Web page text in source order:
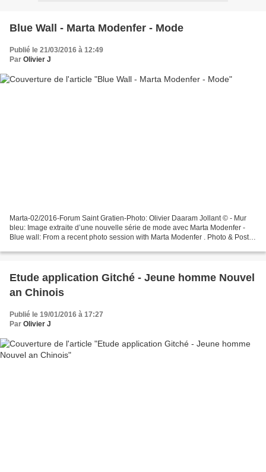
Blue Wall - Marta Modenfer - Mode
Publié le 21/03/2016 à 12:49
Par Olivier J
Marta-02/2016-Forum Saint Gratien-Photo: Olivier Daaram Jollant © - Mur
bleu: Image extraite d’une nouvelle série de mode avec Marta Modenfer -
Blue wall: From a recent photo session with Marta Modenfer . Photo & Post
Etude application Gitché - Jeune homme Nouvel
an Chinois
Publié le 19/01/2016 à 17:27
Par Olivier J